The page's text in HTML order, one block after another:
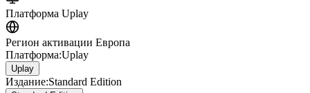
Платформа Uplay
Регион активации Европа
Платформа:Uplay
Uplay
Издание:Standard Edition